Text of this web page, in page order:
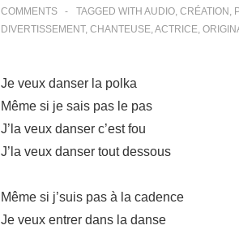
COMMENTS
TAGGED WITH AUDIO, CRÉATION ,
DIVERTISSEMENT, CHANTEUSE,ACTRICE,
Je veux danser la polka
Même si je sais pas le pas
J’la veux danser c’est fou
J’la veux danser tout dessous
Même si j’suis pas à la cadence
Je veux entrer dans la danse